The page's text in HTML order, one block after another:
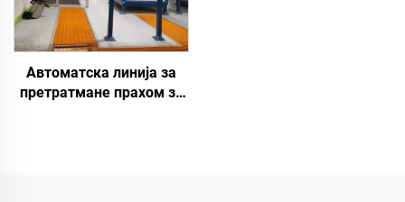
Автоматска линија за
претратмане прахом за